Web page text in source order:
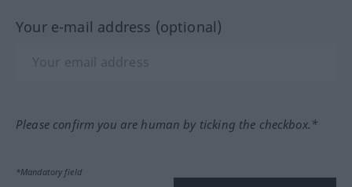
Your e-mail address (optional)
Please confirm you are human by ticking the checkbox.*
*Mandatory field